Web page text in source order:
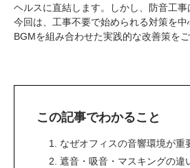
ヘルスに直結します。しかし、防音工
今回は、工事不要で始められる対策を中
BGMを組み合わせた実践的な改善策をご
この記事でわかること
1. なぜオフィスの音響環境が重
2. 遮音・吸音・マスキングの違